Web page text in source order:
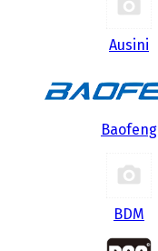
Ausini
Baofeng
BDM